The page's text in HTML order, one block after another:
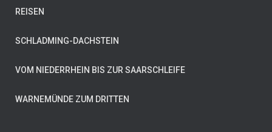
REISEN
SCHLADMING-DACHSTEIN
VOM NIEDERRHEIN BIS ZUR SAARSCHLEIFE
WARNEMÜNDE ZUM DRITTEN